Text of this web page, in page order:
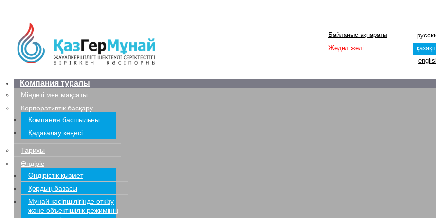
Байланыс ақпараты
Жедел желі
Компания туралы
Міндеті мен мақсаты
Корпоративтік басқару
Компания басшылығы
Қадағалау кеңесі
Тарихы
Өндіріс
Өндірістік қызмет
Қордың базасы
Мұнай кәсіпшілігінде өткізу
және объектішілік режимінің